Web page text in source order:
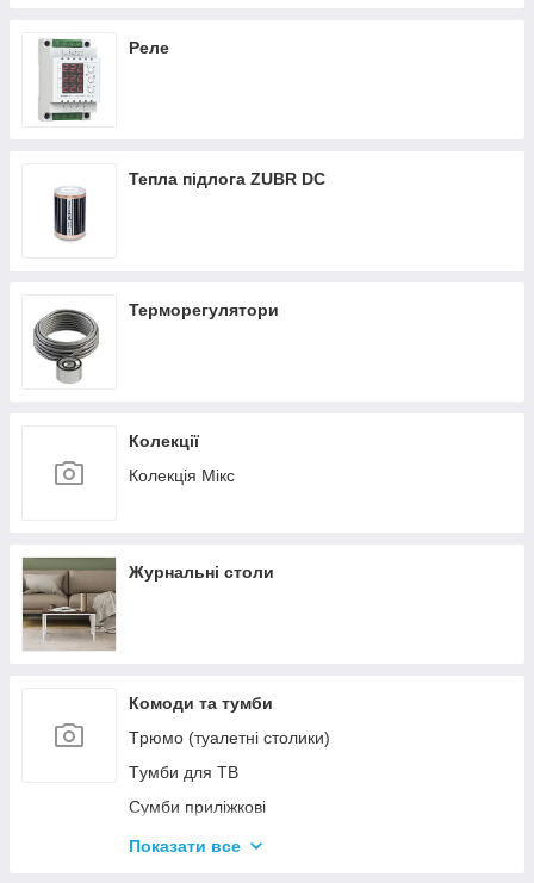
Реле
Тепла підлога ZUBR DC
Терморегулятори
Колекції
Колекція Мікс
Журнальні столи
Комоди та тумби
Tрюмо (туалетні столики)
Tумби для ТВ
Сумби приліжкові
Комоди
Показати все